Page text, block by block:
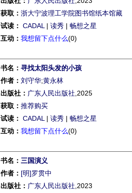
获取： 浙大宁波理工学院图书馆纸本馆藏
试读： CADAL | 读秀 | 畅想之星
互动： 我想留下点什么(0)
书名： 寻找太阳头发的小孩
作者： 刘守华;黄永林
出版社： 广东人民出版社 ,2025
获取： 推荐购买
试读： CADAL | 读秀 | 畅想之星
互动： 我想留下点什么(0)
书名： 三国演义
作者： [明]罗贯中
出版社： 广东人民出版社 ,2023